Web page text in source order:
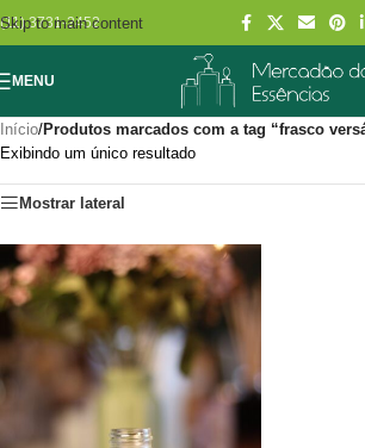
Skip to main content
(11) 3731-2452
MENU
Início/Produtos marcados com a tag “frasco
Exibindo um único resultado
Mostrar lateral